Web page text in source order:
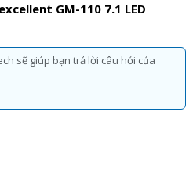
GM-110 7.1 LED